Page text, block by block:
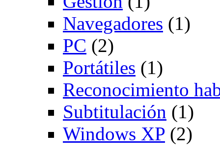
Navegadores (1)
PC (2)
Portátiles (1)
Reconocimiento
Subtitulación (1)
Windows XP (2)